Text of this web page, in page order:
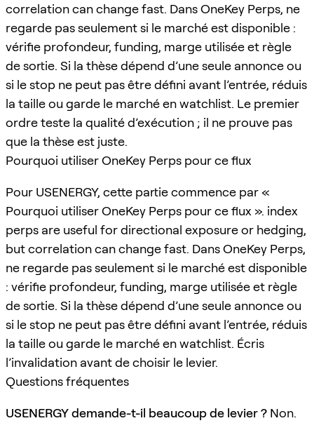
correlation can change fast. Dans OneKey Perps, ne
regarde pas seulement si le marché est disponible :
vérifie profondeur, funding, marge utilisée et règle
de sortie. Si la thèse dépend d’une seule annonce ou
si le stop ne peut pas être défini avant l’entrée, réduis
la taille ou garde le marché en watchlist. Le premier
ordre teste la qualité d’exécution ; il ne prouve pas
que la thèse est juste.
Pourquoi utiliser OneKey Perps pour ce flux
Pour USENERGY, cette partie commence par «
Pourquoi utiliser OneKey Perps pour ce flux ». index
perps are useful for directional exposure or hedging,
but correlation can change fast. Dans OneKey Perps,
ne regarde pas seulement si le marché est disponible
: vérifie profondeur, funding, marge utilisée et règle
de sortie. Si la thèse dépend d’une seule annonce ou
si le stop ne peut pas être défini avant l’entrée, réduis
la taille ou garde le marché en watchlist. Écris
l’invalidation avant de choisir le levier.
Questions fréquentes
USENERGY demande-t-il beaucoup de levier ? Non.